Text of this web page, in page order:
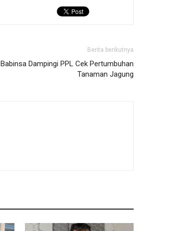
Berita berikutnya
Babinsa Dampingi PPL Cek Pertumbuhan
Tanaman Jagung